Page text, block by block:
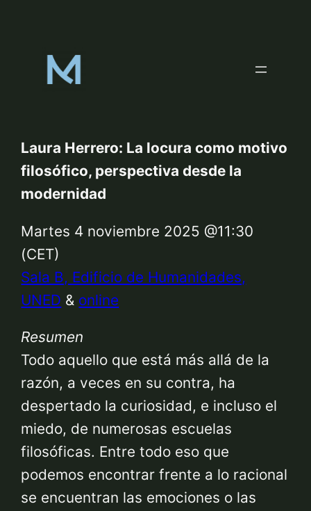
content
Laura Herrero: La locura como motivo
filosófico, perspectiva desde la
modernidad
Martes 4 noviembre 2025 @11:30
(CET)
Sala B, Edificio de Humanidades,
UNED & online
Resumen
Todo aquello que está más allá de la
razón, a veces en su contra, ha
despertado la curiosidad, e incluso el
miedo, de numerosas escuelas
filosóficas. Entre todo eso que
podemos encontrar frente a lo racional
se encuentran las emociones o las